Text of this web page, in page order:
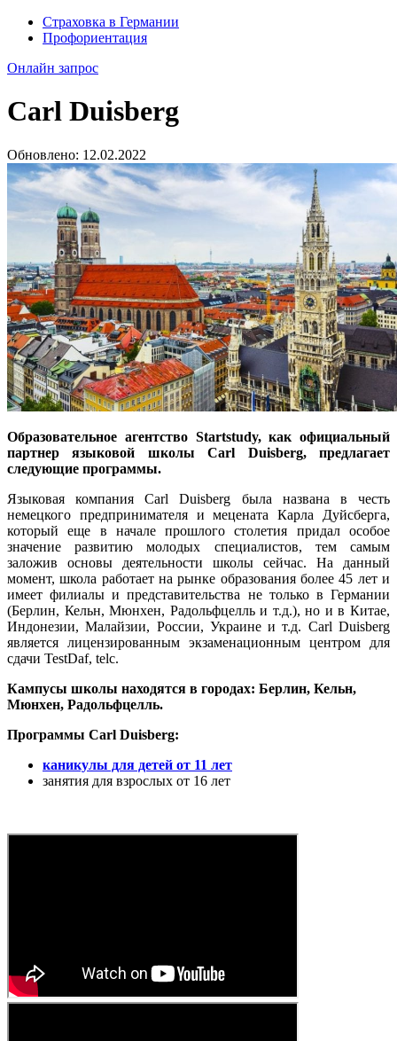
Страховка в Германии
Профориентация
Онлайн запрос
Carl Duisberg
Обновлено: 12.02.2022
Образовательное агентство Startstudy, как официальный
партнер языковой школы Carl Duisberg, предлагает
следующие программы.
Языковая компания Carl Duisberg была названа в честь
немецкого предпринимателя и мецената Карла Дуйсберга,
который еще в начале прошлого столетия придал особое
значение развитию молодых специалистов, тем самым
заложив основы деятельности школы сейчас. На данный
момент, школа работает на рынке образования более 45 лет и
имеет филиалы и представительства не только в Германии
(Берлин, Кельн, Мюнхен, Радольфцелль и т.д.), но и в Китае,
Индонезии, Малайзии, России, Украине и т.д. Carl Duisberg
является лицензированным экзаменационным центром для
сдачи TestDaf, telc.
Кампусы школы находятся в городах: Берлин, Кельн,
Мюнхен, Радольфцелль.
Программы Carl Duisberg:
каникулы для детей от 11 лет
занятия для взрослых от 16 лет